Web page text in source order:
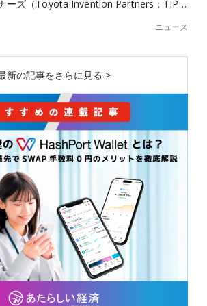
ーズ（Toyota Invention Partners：TIP…
ニュース
新の記事をさらに見る >